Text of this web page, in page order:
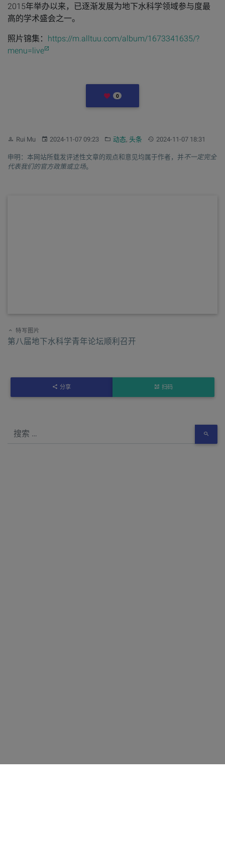
2015年举办以来，已逐渐发展为地下水科学领域参与度最
高的学术盛会之一。
照片锦集： https://m.alltuu.com/album/1673341635/?
menu=live
0LIKES
作者：Rui Mu 发布：2024-11-07 09:23 分类：
动态, 头条 更新：2024-11-07 18:31
申明：本网站所载发评述性文章的观点和意见均属于作者，并 不一定完全
代表我们的官方政策或立场。
特写图片
第八届地下水科学青年论坛顺利召开
分享 扫码